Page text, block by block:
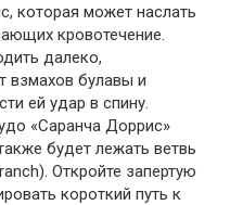
которая может наслать
кровотечение.
далеко,
взмахов булавы и
ей удар в спину.
«Саранча Доррис»
будет лежать ветвь
Откройте запертую
короткий путь к